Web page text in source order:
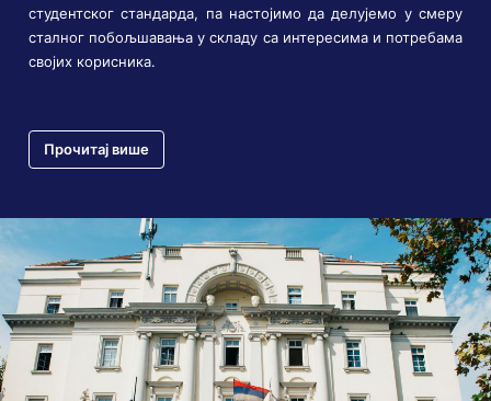
студентског стандарда, па настојимо да делујемо у смеру
сталног побољшавања у складу са интересима и потребама
својих корисника.
Прочитај више